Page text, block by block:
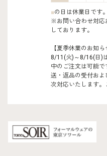
■の日は休業日です。
※お問い合わせ対応
しております。
【夏季休業のお知ら
8/11(火)～8/16(日)
中のご注文は可能
送・返品の受付お
次対応いたします。